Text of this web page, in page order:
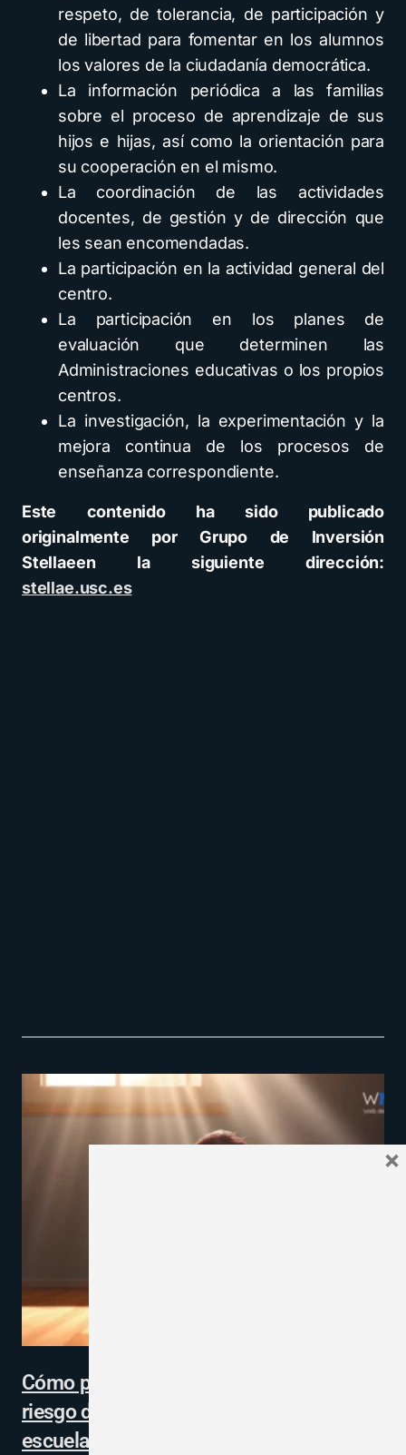
respeto, de tolerancia, de participación y
de libertad para fomentar en los alumnos
los valores de la ciudadanía democrática.
La información periódica a las familias
sobre el proceso de aprendizaje de sus
hijos e hijas, así como la orientación para
su cooperación en el mismo.
La coordinación de las actividades
docentes, de gestión y de dirección que
les sean encomendadas.
La participación en la actividad general del
centro.
La participación en los planes de
evaluación que determinen las
Administraciones educativas o los propios
centros.
La investigación, la experimentación y la
mejora continua de los procesos de
enseñanza correspondiente.
Este contenido ha sido publicado
originalmente por Grupo de Inversión
Stellaeen la siguiente dirección:
stellae.usc.es
Cómo pueden los docentes prevenir el
riesgo de suicidio juvenil desde la
escuela: Descarga la guía recomendada
×